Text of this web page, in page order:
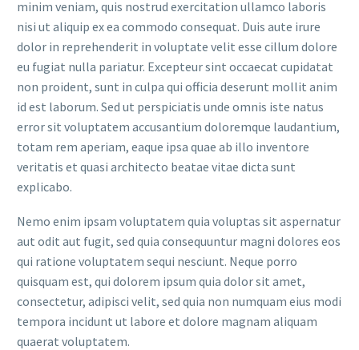
minim veniam, quis nostrud exercitation ullamco laboris
nisi ut aliquip ex ea commodo consequat. Duis aute irure
dolor in reprehenderit in voluptate velit esse cillum dolore
eu fugiat nulla pariatur. Excepteur sint occaecat cupidatat
non proident, sunt in culpa qui officia deserunt mollit anim
id est laborum. Sed ut perspiciatis unde omnis iste natus
error sit voluptatem accusantium doloremque laudantium,
totam rem aperiam, eaque ipsa quae ab illo inventore
veritatis et quasi architecto beatae vitae dicta sunt
explicabo.
Nemo enim ipsam voluptatem quia voluptas sit aspernatur
aut odit aut fugit, sed quia consequuntur magni dolores eos
qui ratione voluptatem sequi nesciunt. Neque porro
quisquam est, qui dolorem ipsum quia dolor sit amet,
consectetur, adipisci velit, sed quia non numquam eius modi
tempora incidunt ut labore et dolore magnam aliquam
quaerat voluptatem.